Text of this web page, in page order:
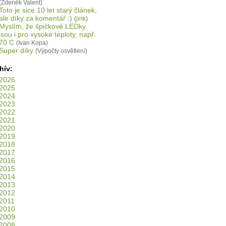
Valent)
je sice 10 let starý článek,
díky za komentář :) (jirik)
že špičkové LEDky
i pro vysoké teploty, např.
C (Ivan Kopa)
díky (Výpočty osvětlení)